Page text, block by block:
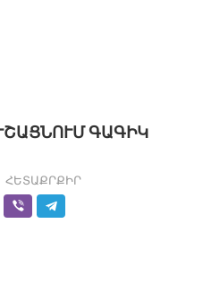
ԳԱԳԻԿ
ՀԵՏԱՔՐՔԻՐ